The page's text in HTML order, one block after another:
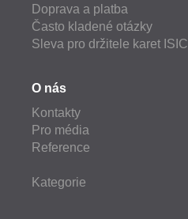
Doprava a platba
Často kladené otázky
Sleva pro držitele karet ISIC
O nás
Kontakty
Pro média
Reference
Kategorie